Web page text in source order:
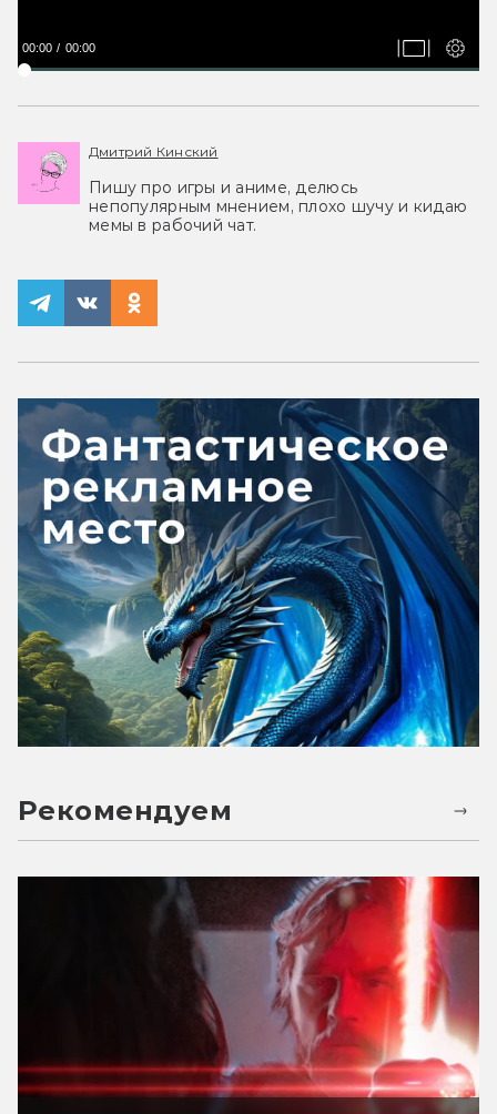
00:00 00:00
Дмитрий Кинский
Пишу про игры и аниме, делюсь
непопулярным мнением, плохо шучу и кидаю
мемы в рабочий чат.
Рекомендуем